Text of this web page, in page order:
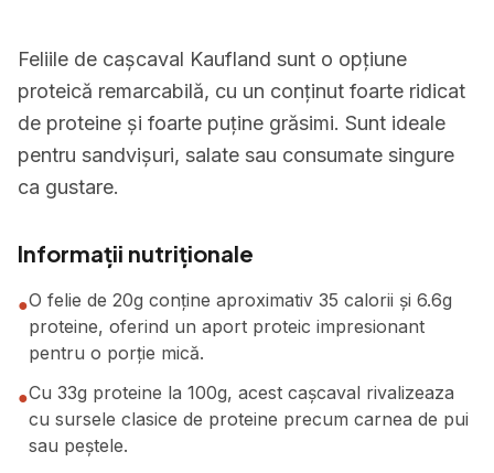
Feliile de cașcaval Kaufland sunt o opțiune
proteică remarcabilă, cu un conținut foarte ridicat
de proteine și foarte puține grăsimi. Sunt ideale
pentru sandvișuri, salate sau consumate singure
ca gustare.
Informații nutriționale
●O felie de 20g conține aproximativ 35 calorii și 6.6g
proteine, oferind un aport proteic impresionant
pentru o porție mică.
●Cu 33g proteine la 100g, acest cașcaval rivalizeaza
cu sursele clasice de proteine precum carnea de pui
sau peștele.